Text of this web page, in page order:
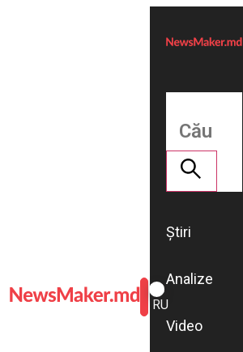
ROMÂNĂ
RU
Știri
Analize
Video